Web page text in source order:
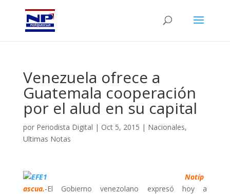
Venezuela ofrece a
Guatemala cooperación
por el alud en su capital
por Periodista Digital | Oct 5, 2015 | Nacionales,
Ultimas Notas
Notip
ascua.-El Gobierno venezolano expresó hoy a